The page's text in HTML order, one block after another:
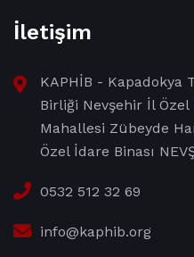
İletişim
KAPHİB - Kapadokya
Birliği Nevşehir İl Özel
Mahallesi Zübeyde
Özel İdare Binası
0532 512 32 69
info@kaphib.org